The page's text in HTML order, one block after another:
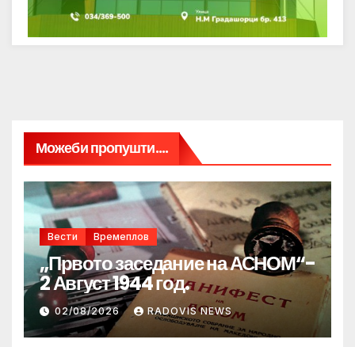
Можеби пропушти....
Вести Времеплов
„Првото заседание на АСНОМ“-
2 Август 1944 год.
02/08/2026 RADOVIS NEWS